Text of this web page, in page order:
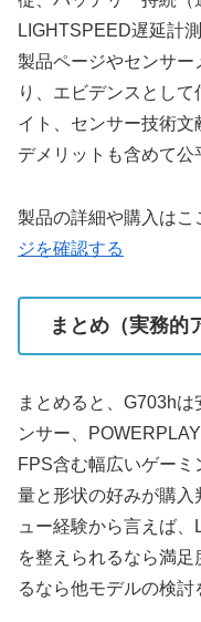
LIGHTSPEED遅延計
製品ページやセンサ
り、エビデンスとし
イト、センサー技術
デメリットも含めて公
製品の詳細や購入はこ
ジを確認する
まとめ（実務的
まとめると、G703h
ンサー、
FPS含む幅広いゲー
量と形状の好みが購
ュー経験から言えば
を整えられるなら満
るなら他モデルの検討